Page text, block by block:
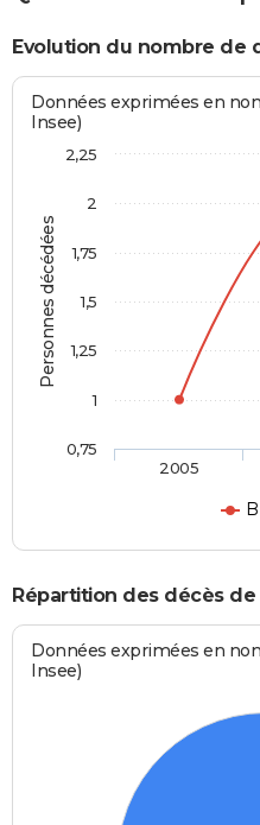
Evolution du nombre de
Personnes décédées
Données exprimées en
Insee)
2005
0,75
1
1,25
1,5
1,75
2
2,25
Répartition des décès de
Données exprimées en
Insee)